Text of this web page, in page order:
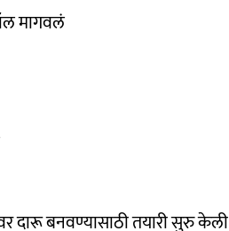
मागवलं
दारू बनवण्यासाठी तयारी सुरु केली